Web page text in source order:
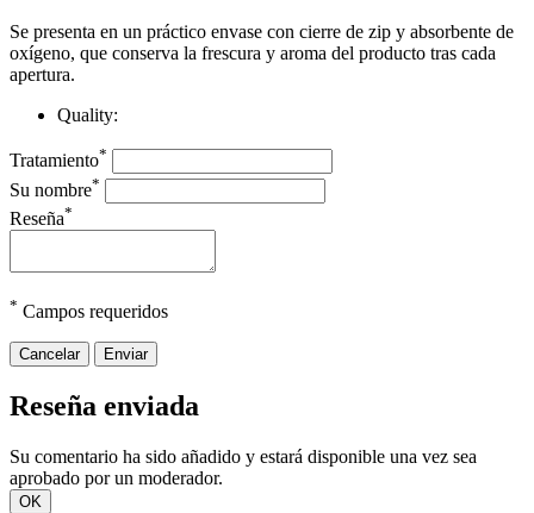
Se presenta en un práctico envase con cierre de zip y absorbente de
oxígeno, que conserva la frescura y aroma del producto tras cada
apertura.
Quality:
Tratamiento*
Su nombre*
Reseña*
* Campos requeridos
Cancelar Enviar
Reseña enviada
Su comentario ha sido añadido y estará disponible una vez sea
aprobado por un moderador.
OK